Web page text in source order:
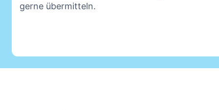
gerne übermitteln.